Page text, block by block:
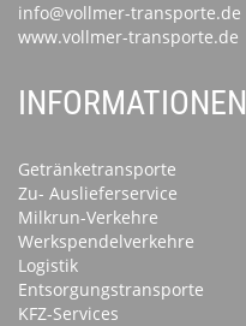
info@vollmer-transporte.de
www.vollmer-transporte.de
INFORMATIONEN
Getränketransporte
Zu- Auslieferservice
Milkrun-Verkehre
Werkspendelverkehre
Logistik
Entsorgungstransporte
KFZ-Services